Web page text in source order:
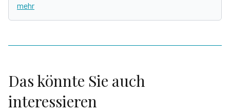
mehr
Das könnte Sie auch
interessieren